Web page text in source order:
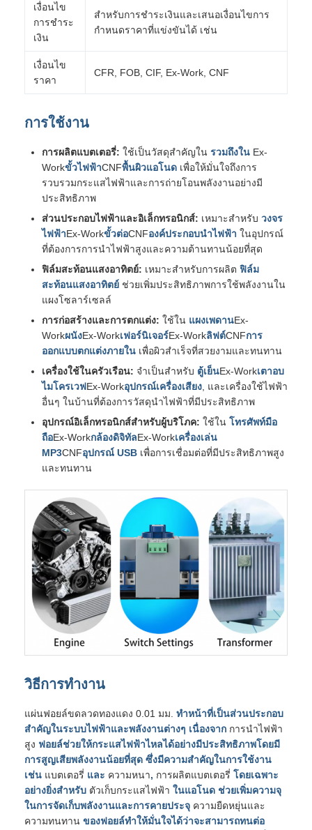
เงื่อนไข
การชำระ
เงิน
สำหรับการชำระเงินและเสนอเงื่อนไขการ
กำหนดราคาที่แข่งขันได้ เช่น
เงื่อนไข
ราคา
CFR, FOB, CIF, Ex-Work, CNF
การใช้งาน
การผลิตแบตเตอรี่: ใช้เป็นวัสดุสำคัญใน รวมถึงใน Ex-
Workขั้วไฟฟ้าCNFพื้นผิวแอโนด เพื่อให้มั่นใจถึงการ
รวบรวมกระแสไฟฟ้าและการถ่ายโอนพลังงานอย่างมี
ประสิทธิภาพ
ส่วนประกอบไฟฟ้าและอิเล็กทรอนิกส์: เหมาะสำหรับ วงจร
ไฟฟ้าEx-Workขั้วต่อCNFองค์ประกอบนำไฟฟ้า ในอุปกรณ์
ที่ต้องการการนำไฟฟ้าสูงและความต้านทานน้อยที่สุด
ฟิล์มสะท้อนแสงอาทิตย์: เหมาะสำหรับการผลิต ฟิล์ม
สะท้อนแสงอาทิตย์ ช่วยเพิ่มประสิทธิภาพการใช้พลังงานใน
แผงโซลาร์เซลล์
การก่อสร้างและการตกแต่ง: ใช้ใน แผงเพดานEx-
WorkผนังEx-Workเฟอร์นิเจอร์Ex-Workลิฟต์CNFการ
ออกแบบตกแต่งภายใน เพื่อผิวสำเร็จที่สวยงามและทนทาน
เครื่องใช้ในครัวเรือน: จำเป็นสำหรับ ตู้เย็นEx-Workเตาอบ
ไมโครเวฟEx-Workอุปกรณ์เครื่องเสียง , และเครื่องใช้ไฟฟ้า
อื่นๆ ในบ้านที่ต้องการวัสดุนำไฟฟ้าที่มีประสิทธิภาพ
อุปกรณ์อิเล็กทรอนิกส์สำหรับผู้บริโภค: ใช้ใน โทรศัพท์มือ
ถือEx-Workกล้องดิจิทัลEx-Workเครื่องเล่น
MP3CNFอุปกรณ์ USB เพื่อการเชื่อมต่อที่มีประสิทธิภาพสูง
และทนทาน
วิธีการทำงาน
แผ่นฟอยล์ขดลวดทองแดง 0.01 มม. ทำหน้าที่เป็นส่วนประกอบ
สำคัญในระบบไฟฟ้าและพลังงานต่างๆ เนื่องจาก การนำไฟฟ้า
สูง ฟอยล์ช่วยให้กระแสไฟฟ้าไหลได้อย่างมีประสิทธิภาพโดยมี
การสูญเสียพลังงานน้อยที่สุด ซึ่งมีความสำคัญในการใช้งาน
เช่น แบตเตอรี่ และ ความหนา, การผลิตแบตเตอรี่ โดยเฉพาะ
อย่างยิ่งสำหรับ ตัวเก็บกระแสไฟฟ้า ในแอโนด ช่วยเพิ่มความจุ
ในการจัดเก็บพลังงานและการคายประจุ ความยืดหยุ่นและ
ความทนทาน ของฟอยล์ทำให้มั่นใจได้ว่าจะสามารถทนต่อ